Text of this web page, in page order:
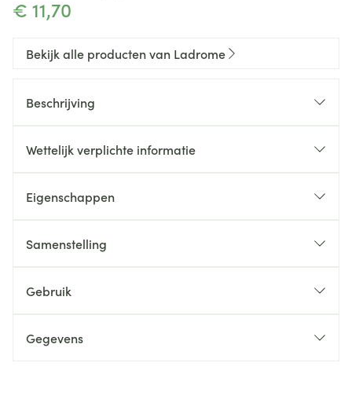
€ 11,70
Bekijk alle producten van Ladrome
Beschrijving
Wettelijk verplichte informatie
Eigenschappen
Samenstelling
Gebruik
Gegevens